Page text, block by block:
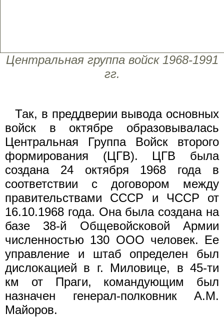
Центральная группа войск 1968-1991
гг.
Так, в преддверии вывода основных
войск в октябре образовывалась
Центральная Группа Войск второго
формирования (ЦГВ). ЦГВ была
создана 24 октября 1968 года в
соответствии с договором между
правительствами СССР и ЧССР от
16.10.1968 года. Она была создана на
базе 38-й Общевойсковой Армии
численностью 130 ООО человек. Ее
управление и штаб определен был
дислокацией в г. Миловице, в 45-ти
км от Праги, командующим был
назначен генерал-полковник A.M.
Майоров.